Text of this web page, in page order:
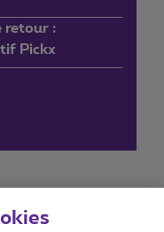
retour :
Pickx